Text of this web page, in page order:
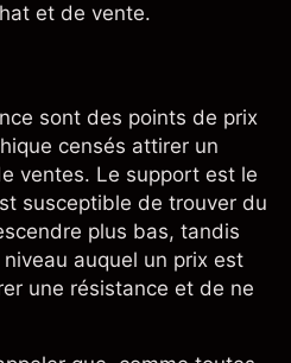
et de vente.
sont des points de prix
censés attirer un
ventes. Le support est le
susceptible de trouver du
plus bas, tandis
auquel un prix est
une résistance et de ne